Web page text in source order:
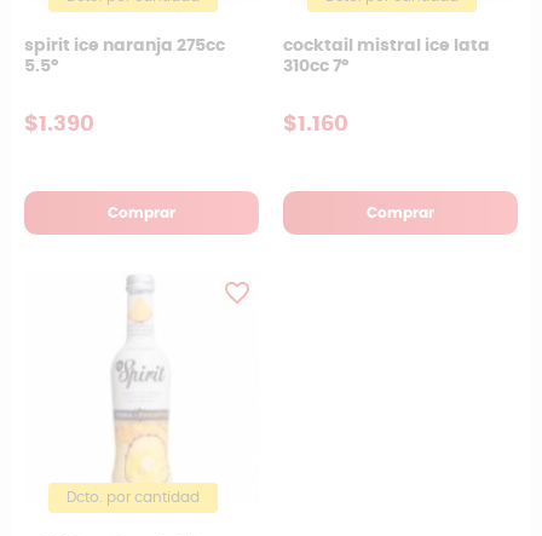
spirit ice naranja 275cc
5.5°
$1.390
Comprar
cocktail mistral ice lata
310cc 7°
$1.160
Comprar
favorite_border
Dcto. por cantidad